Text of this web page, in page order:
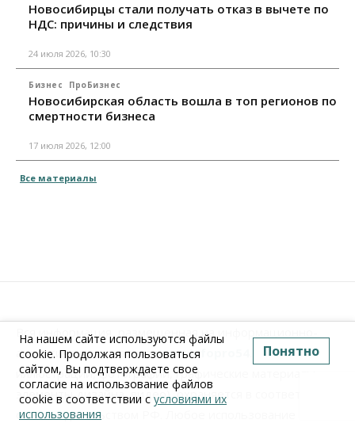
Новосибирцы стали получать отказ в вычете по
НДС: причины и следствия
24 июля 2026, 10:30
Бизнес ПроБизнес
Новосибирская область вошла в топ регионов по
смертности бизнеса
17 июля 2026, 12:00
Все материалы
Вся информация, размещенная на информационно-
аналитическом порталеwww.Infopro54.ru(тексты,
иллюстрации, фотографии, графические материалы,
элементы дизайна, видео), охраняется в соответствии
с законодательством РФ. Любое использование
На нашем сайте используются файлы
cookie. Продолжая пользоваться
сайтом, Вы подтверждаете свое
согласие на использование файлов
cookie в соответствии с условиями их
использования
Понятно